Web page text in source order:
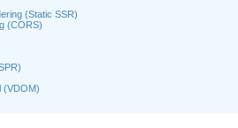
(Static SSR)
(CORS)
(VDOM)